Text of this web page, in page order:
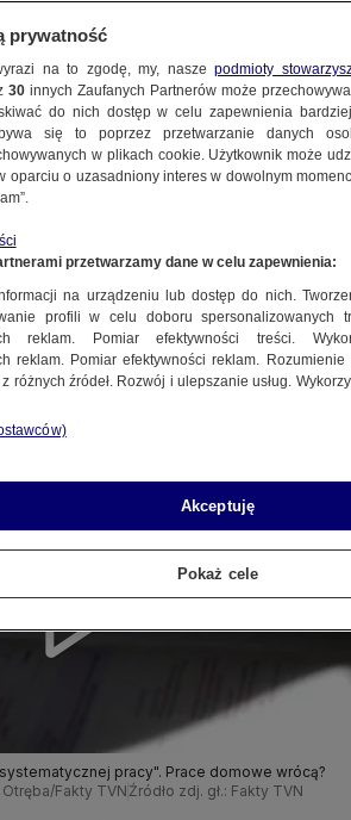
wrócą?
pracy". Prace domowe wrócą?
Fakty TVN Źródło zdj. gł.: Fakty TVN
prywatność
na to zgodę, my, naszepodmioty
30 innych Zaufanych Partnerów może
do nich dostęp w celu zapewnienia
się to poprzez przetwarzanie danych
w plikach cookie. Użytkownik może
oparciu o uzasadniony interes w dowolnym
przetwarzamy dane w celu zapewnienia:
na urządzeniu lub dostęp do nich.
profili w celu doboru spersonalizowanych
reklam. Pomiar efektywności treści.
reklam. Pomiar efektywności reklam.
różnych źródeł. Rozwój i ulepszanie usług.
Akceptuję
Pokaż cele